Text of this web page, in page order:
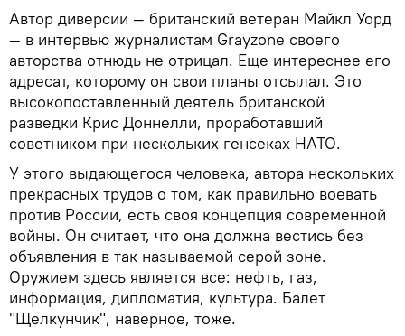
Автор диверсии — британский ветеран Майкл Уорд
— в интервью журналистам Grayzone своего
авторства отнюдь не отрицал. Еще интереснее его
адресат, которому он свои планы отсылал. Это
высокопоставленный деятель британской
разведки Крис Доннелли, проработавший
советником при нескольких генсеках НАТО.
У этого выдающегося человека, автора нескольких
прекрасных трудов о том, как правильно воевать
против России, есть своя концепция современной
войны. Он считает, что она должна вестись без
объявления в так называемой серой зоне.
Оружием здесь является все: нефть, газ,
информация, дипломатия, культура. Балет
"Щелкунчик", наверное, тоже.